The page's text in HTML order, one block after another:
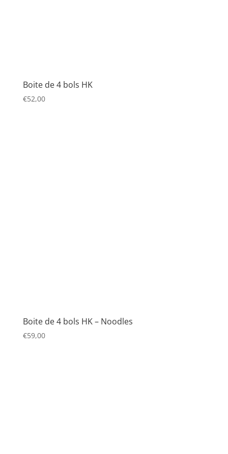
Boite de 4 bols HK
€52,00
Boite de 4 bols HK – Noodles
€59,00